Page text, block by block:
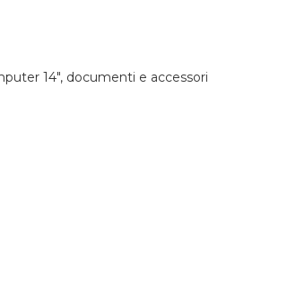
14", documenti e accessori